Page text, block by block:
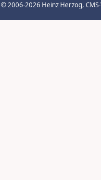
© 2006-2026 Heinz Herzog,